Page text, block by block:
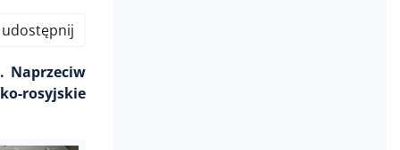
Naprzeciw
rosyjskie